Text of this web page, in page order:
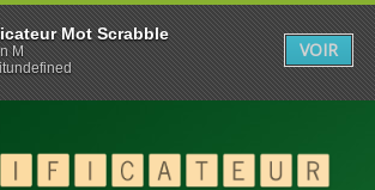
Mot Scrabble
M
VOIR